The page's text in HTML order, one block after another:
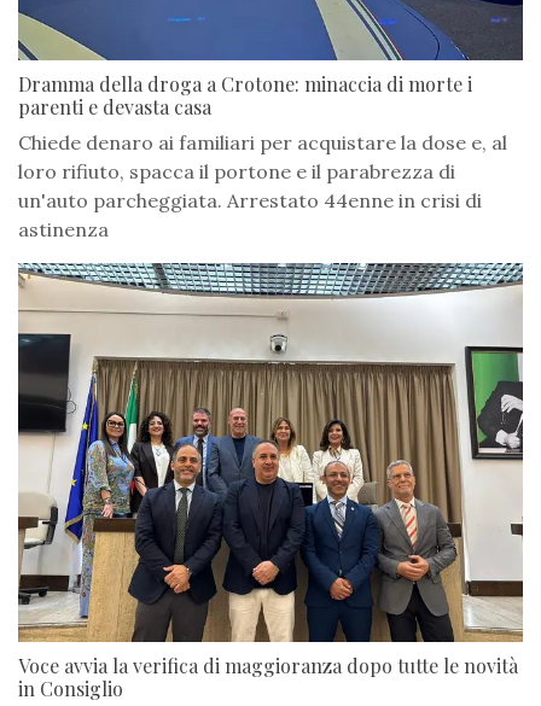
Dramma della droga a Crotone: minaccia di morte i
parenti e devasta casa
Chiede denaro ai familiari per acquistare la dose e, al
loro rifiuto, spacca il portone e il parabrezza di
un'auto parcheggiata. Arrestato 44enne in crisi di
astinenza
Voce avvia la verifica di maggioranza dopo tutte le novità
in Consiglio